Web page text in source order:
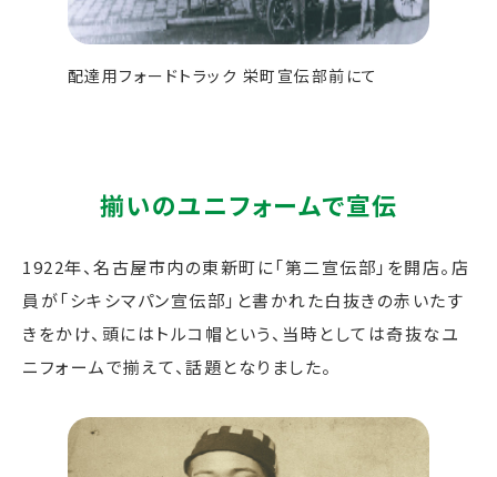
配達用フォードトラック 栄町宣伝部前にて
揃いのユニフォームで宣伝
1922年、名古屋市内の東新町に「第二宣伝部」を開店。店
員が「シキシマパン宣伝部」と書かれた白抜きの赤いたす
きをかけ、頭にはトルコ帽という、当時としては奇抜なユ
ニフォームで揃えて、話題となりました。